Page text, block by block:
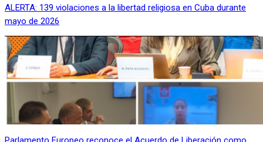
ALERTA: 139 violaciones a la libertad religiosa en Cuba durante
mayo de 2026